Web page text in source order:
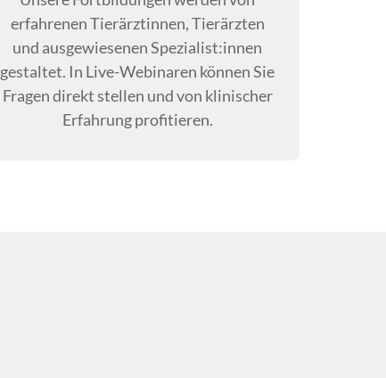
erfahrenen Tierärztinnen, Tierärzten
und ausgewiesenen Spezialist:innen
gestaltet. In Live-Webinaren können Sie
Fragen direkt stellen und von klinischer
Erfahrung profitieren.